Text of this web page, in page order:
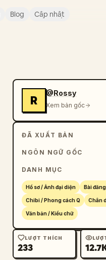
Blog Cập nhật
R
@Rossy
Xem bản gốc
ĐÃ XUẤT BẢN
NGÔN NGỮ GỐC
DANH MỤC
Hồ sơ / Ảnh đại diện Bài
Chibi / Phong cách Q Chân
Văn bản / Kiểu chữ
LƯỢT THÍCH
233